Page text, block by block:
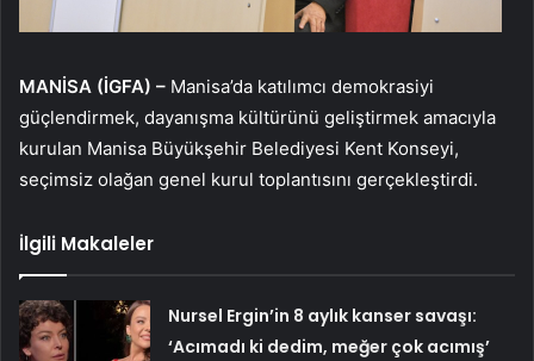
MANİSA (İGFA) – Manisa’da katılımcı demokrasiyi
güçlendirmek, dayanışma kültürünü geliştirmek amacıyla
kurulan Manisa Büyükşehir Belediyesi Kent Konseyi,
seçimsiz olağan genel kurul toplantısını gerçekleştirdi.
İlgili Makaleler
Nursel Ergin’in 8 aylık kanser savaşı:
‘Acımadı ki dedim, meğer çok acımış’